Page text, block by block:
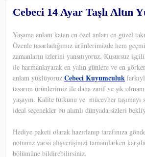
Cebeci 14 Ayar Taşlı Altın
Yaşama anlam katan en özel anları en güzel
Özenle tasarladığımız ürünlerimizde hem
zamanların izlerini yansıtıyoruz. Kusursuz
ile harmanlayarak en yalın günlere ve en
anlam yüklüyoruz.Cebeci Kuyumculuk
tasarım ürünlerimiz ile daha zarif ve şık
yaşayın. Kalite tutkunu ve mücevher
ideal seçenekler bu alımlı dünyada sizleri
Hediye paketi olarak hazırlanıp tarafınıza
notunuz varsa alışverişinizi tamamlarken
bölümüne bildirebilirsiniz.